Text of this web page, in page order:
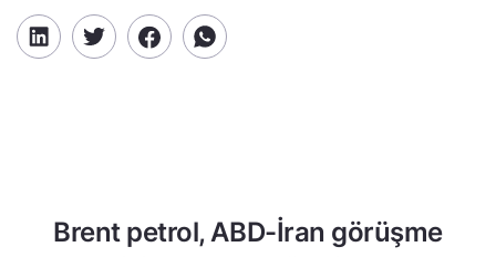
Brent petrol, ABD-İran görüşme